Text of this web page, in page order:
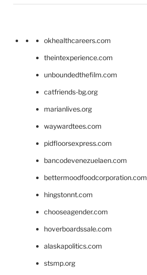
okhealthcareers.com
theintexperience.com
unboundedthefilm.com
catfriends-bg.org
marianlives.org
waywardtees.com
pidfloorsexpress.com
bancodevenezuelaen.com
bettermoodfoodcorporation.com
hingstonnt.com
chooseagender.com
hoverboardssale.com
alaskapolitics.com
stsmp.org